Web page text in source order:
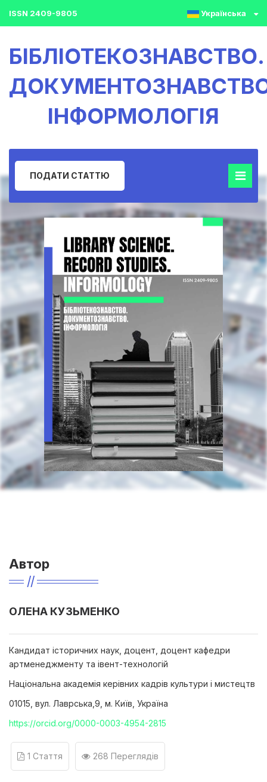
ISSN 2409-9805 Українська
БІБЛІОТЕКОЗНАВСТВО.
ІНФОРМОЛОГІЯ
ПОДАТИ СТАТТЮ
Автор
ОЛЕНА КУЗЬМЕНКО
Кандидат історичних наук, доцент, доцент кафедри
артменеджменту та івент-технологій
Національна академія керівних кадрів культури і мистецтв
01015, вул. Лаврська,9, м. Київ, Україна
https://orcid.org/0000-0003-4954-2815
1 Стаття 268 Переглядів